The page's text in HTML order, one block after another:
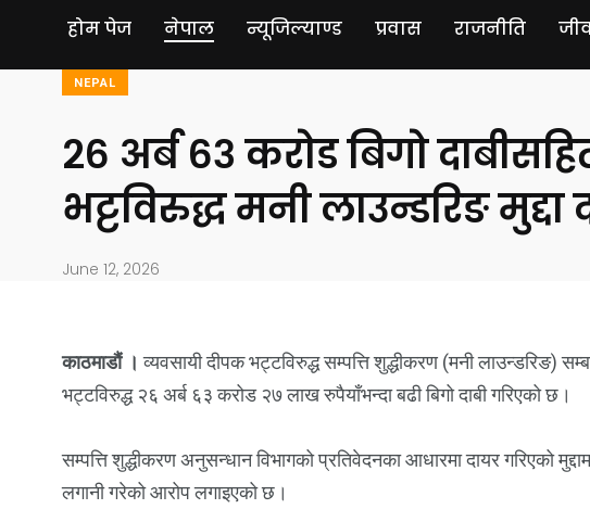
होम पेज नेपाल न्यूजिल्याण्ड प्रवास राजनीति
NEPAL
२६ अर्ब ६३ करोड बिगो
भट्टविरुद्ध मनी लाउन्डरिङ मुद्दा
June 12, 2026
काठमाडौं । व्यवसायी दीपक भट्टविरुद्ध सम्पत्ति शुद्धीकरण (मनी लाउन्डरिङ)
भट्टविरुद्ध २६ अर्ब ६३ करोड २७ लाख रुपैयाँभन्दा बढी बिगो दाबी गरिएको छ।
सम्पत्ति शुद्धीकरण अनुसन्धान विभागको प्रतिवेदनका आधारमा दायर गरिएको
लगानी गरेको आरोप लगाइएको छ।